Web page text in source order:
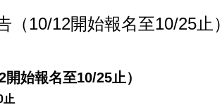
10/12開始報名至10/25止）
始報名至10/25止）
止